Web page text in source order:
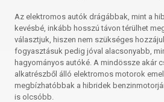
Az elektromos autók drágábbak, mint a
kevésbé, inkább hosszú távon térülhet
választjuk, hiszen nem szükséges
fogyasztásuk pedig jóval alacsonyabb,
hagyományos autóké. A mindössze akár
alkatrészből álló elektromos motorok
megbízhatóbbak a hibridek
is olcsóbb.